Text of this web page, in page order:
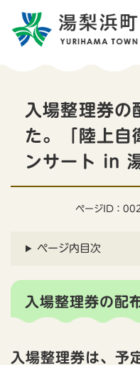
入場整理券の
た。「陸上自
ンサート in
ページID：
ページ内目次
入場整理券の配
入場整理券は、予